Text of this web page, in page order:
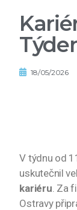
18/05/2026
V týdnu od
uskutečnil
kariéru. Za
Ostravy